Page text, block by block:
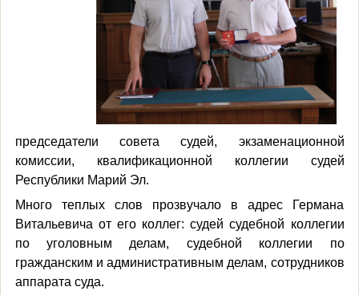
председатели совета судей, экзаменационной
комиссии, квалификационной коллегии судей
Республики Марий Эл.
Много теплых слов прозвучало в адрес Германа
Витальевича от его коллег: судей судебной коллегии
по уголовным делам, судебной коллегии по
гражданским и административным делам, сотрудников
аппарата суда.